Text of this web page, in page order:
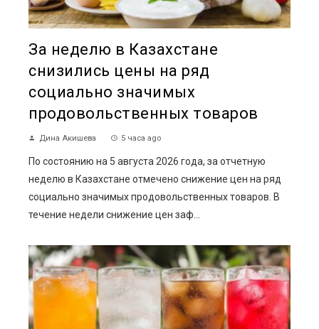
За неделю в Казахстане
снизились цены на ряд
социально значимых
продовольственных товаров
Дина Акишева 5 часа ago
По состоянию на 5 августа 2026 года, за отчетную
неделю в Казахстане отмечено снижение цен на ряд
социально значимых продовольственных товаров. В
течение недели снижение цен заф...